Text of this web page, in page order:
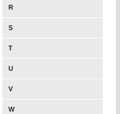
R
S
T
U
V
W